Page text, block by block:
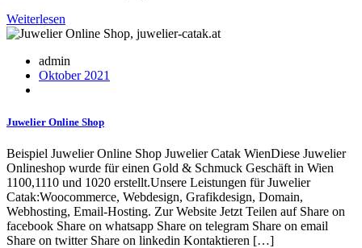
Weiterlesen
admin
Oktober 2021
Juwelier Online Shop
Beispiel Juwelier Online Shop Juwelier Catak WienDiese Juwelier
Onlineshop wurde für einen Gold & Schmuck Geschäft in Wien
1100,1110 und 1020 erstellt.Unsere Leistungen für Juwelier
Catak:Woocommerce, Webdesign, Grafikdesign, Domain,
Webhosting, Email-Hosting. Zur Website Jetzt Teilen auf Share on
facebook Share on whatsapp Share on telegram Share on email
Share on twitter Share on linkedin Kontaktieren […]